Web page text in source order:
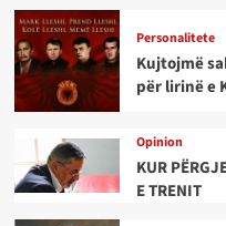
Personalitete
Kujtojmë
për lirinë e
Opinion
KUR
E TRENIT